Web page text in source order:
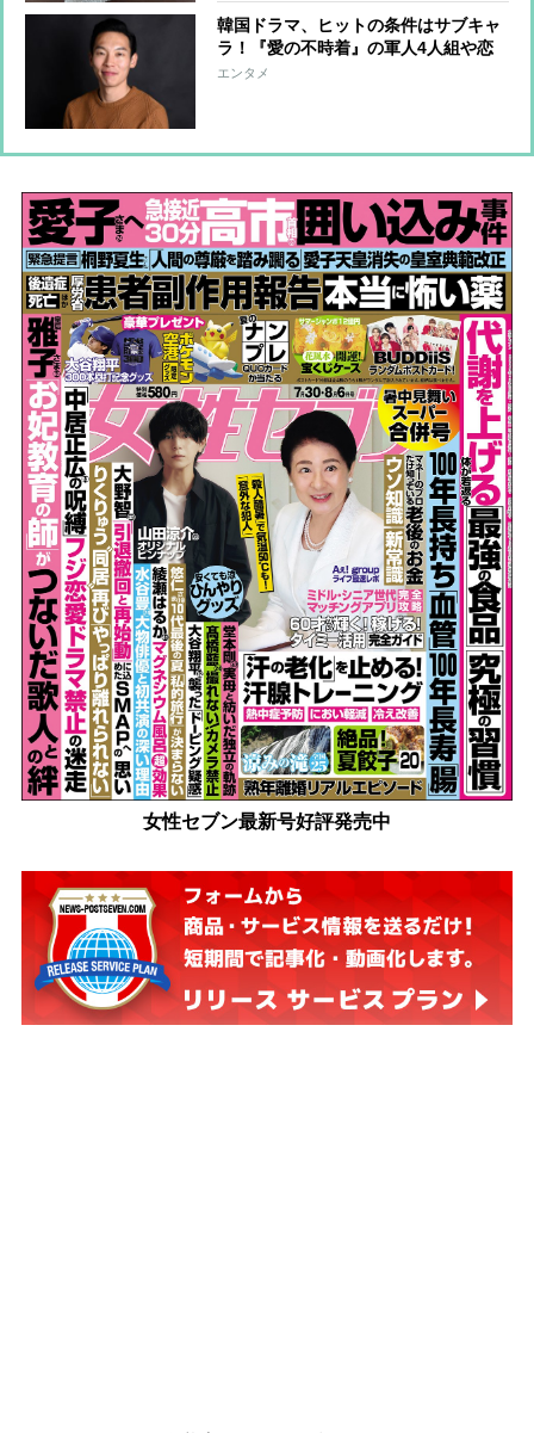
韓国ドラマ、ヒットの条件はサブキャ
ラ！『愛の不時着』の軍人4人組や恋
愛モノで主役を食うサブカップルも
エンタメ
女性セブン最新号好評発売中